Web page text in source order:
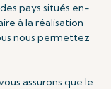
pays situés en-
à la réalisation
nous permettez
assurons que le